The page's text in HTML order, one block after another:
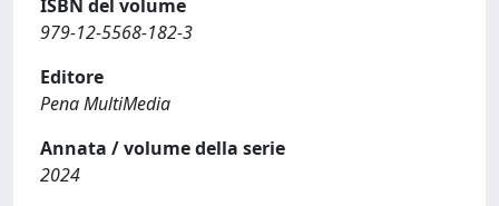
ISBN del volume
979-12-5568-182-3
Editore
Pena MultiMedia
Annata / volume della serie
2024